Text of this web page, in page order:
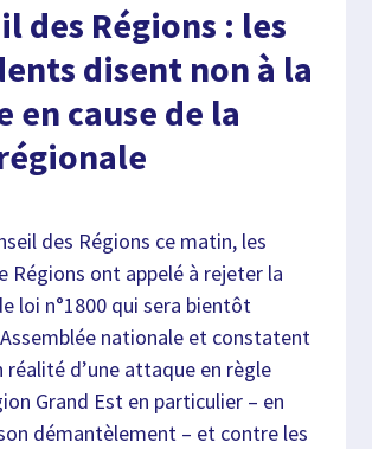
des Régions : les
disent non à la
en cause de la
des Régions ce matin, les
Régions ont appelé à rejeter la
loi n°1800 qui sera bientôt
nationale et constatent
réalité d’une attaque en règle
Grand Est en particulier – en
démantèlement – et contre les